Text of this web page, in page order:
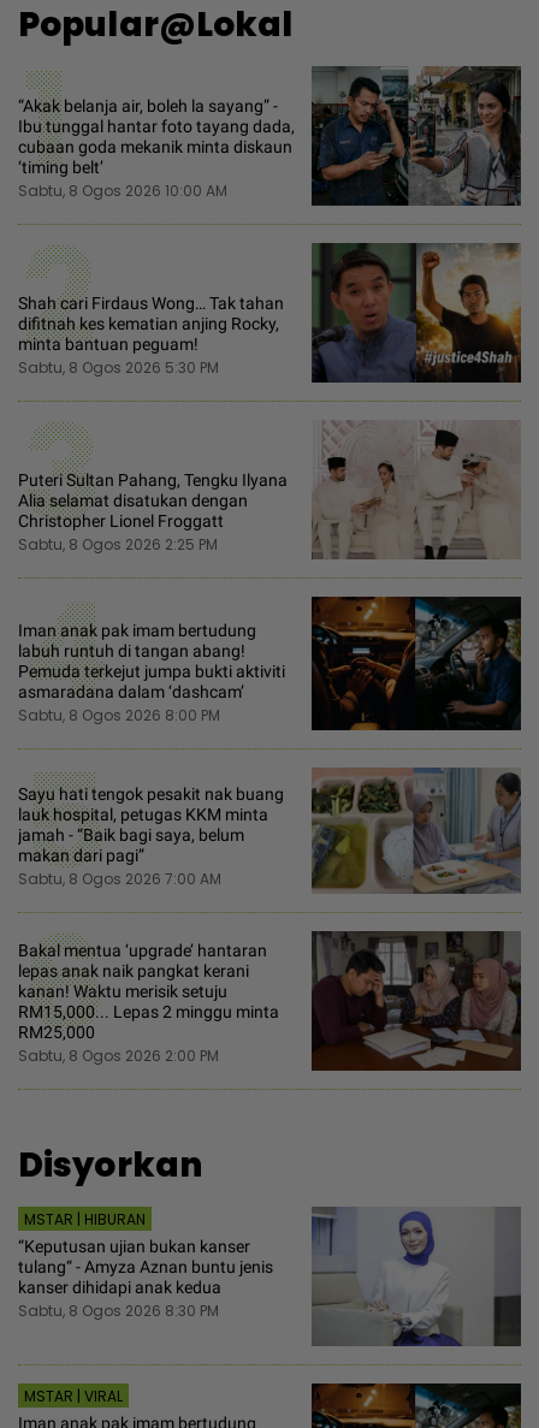
Popular@Lokal
1
“Akak belanja air, boleh la sayang” -
Ibu tunggal hantar foto tayang dada,
cubaan goda mekanik minta diskaun
‘timing belt’
Sabtu, 8 Ogos 2026 10:00 AM
2
Shah cari Firdaus Wong… Tak tahan
difitnah kes kematian anjing Rocky,
minta bantuan peguam!
Sabtu, 8 Ogos 2026 5:30 PM
3
Puteri Sultan Pahang, Tengku Ilyana
Alia selamat disatukan dengan
Christopher Lionel Froggatt
Sabtu, 8 Ogos 2026 2:25 PM
4
Iman anak pak imam bertudung
labuh runtuh di tangan abang!
Pemuda terkejut jumpa bukti aktiviti
asmaradana dalam ‘dashcam’
Sabtu, 8 Ogos 2026 8:00 PM
5
Sayu hati tengok pesakit nak buang
lauk hospital, petugas KKM minta
jamah - “Baik bagi saya, belum
makan dari pagi”
Sabtu, 8 Ogos 2026 7:00 AM
6
Bakal mentua ‘upgrade’ hantaran
lepas anak naik pangkat kerani
kanan! Waktu merisik setuju
RM15,000... Lepas 2 minggu minta
RM25,000
Sabtu, 8 Ogos 2026 2:00 PM
Disyorkan
MSTAR | HIBURAN
“Keputusan ujian bukan kanser
tulang“ - Amyza Aznan buntu jenis
kanser dihidapi anak kedua
Sabtu, 8 Ogos 2026 8:30 PM
MSTAR | VIRAL
Iman anak pak imam bertudung